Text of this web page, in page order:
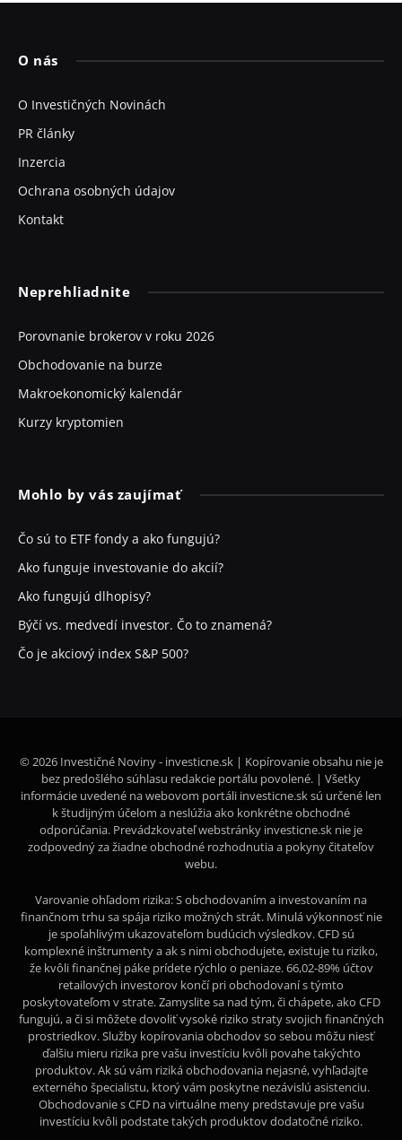
O nás
O Investičných Novinách
PR články
Inzercia
Ochrana osobných údajov
Kontakt
Neprehliadnite
Porovnanie brokerov v roku 2026
Obchodovanie na burze
Makroekonomický kalendár
Kurzy kryptomien
Mohlo by vás zaujímať
Čo sú to ETF fondy a ako fungujú?
Ako funguje investovanie do akcií?
Ako fungujú dlhopisy?
Býčí vs. medvedí investor. Čo to znamená?
Čo je akciový index S&P 500?
© 2026 Investičné Noviny - investicne.sk | Kopírovanie obsahu nie je
bez predošlého súhlasu redakcie portálu povolené. | Všetky
informácie uvedené na webovom portáli investicne.sk sú určené len
k študijným účelom a neslúžia ako konkrétne obchodné
odporúčania. Prevádzkovateľ webstránky investicne.sk nie je
zodpovedný za žiadne obchodné rozhodnutia a pokyny čitateľov
webu.
Varovanie ohľadom rizika: S obchodovaním a investovaním na
finančnom trhu sa spája riziko možných strát. Minulá výkonnosť nie
je spoľahlivým ukazovateľom budúcich výsledkov. CFD sú
komplexné inštrumenty a ak s nimi obchodujete, existuje tu riziko,
že kvôli finančnej páke prídete rýchlo o peniaze. 66,02-89% účtov
retailových investorov končí pri obchodovaní s týmto
poskytovateľom v strate. Zamyslite sa nad tým, či chápete, ako CFD
fungujú, a či si môžete dovoliť vysoké riziko straty svojich finančných
prostriedkov. Služby kopírovania obchodov so sebou môžu niesť
ďalšiu mieru rizika pre vašu investíciu kvôli povahe takýchto
produktov. Ak sú vám riziká obchodovania nejasné, vyhľadajte
externého špecialistu, ktorý vám poskytne nezávislú asistenciu.
Obchodovanie s CFD na virtuálne meny predstavuje pre vašu
investíciu kvôli podstate takých produktov dodatočné riziko.